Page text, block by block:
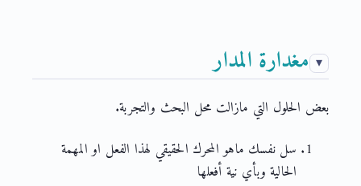
مغدارة المدار
بعض الحلول التي مازالت محل البحث والتجربة.
سل نفسك ماهو المحرك الحقيقي لهذا الفعل او المهمة
الحالية وبأي نية أفعلها